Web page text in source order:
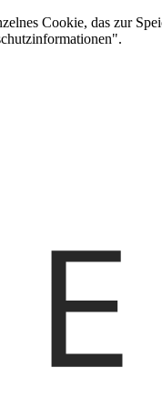
Cookie, das zur